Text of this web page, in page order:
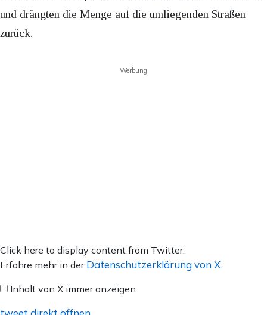
und drängten die Menge auf die umliegenden Straßen
zurück.
Werbung
Inhalt
von
anzeigen
Click here to display content from Twitter.
Erfahre mehr in der Datenschutzerklärung von X.
Inhalt von X immer anzeigen